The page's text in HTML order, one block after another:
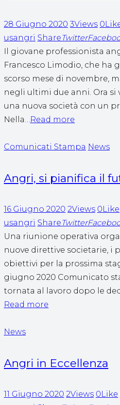
28 Giugno 2020 3Views
usangri ShareTwitter
Il giovane professionista
Francesco Limodio, che ha
scorso mese di novembre,
negli ultimi due anni. Ora si
una nuova società con un
Nella…
Read more
Comunicati Stampa News
Angri, si pianifica il
16 Giugno 2020 2Views 0Like
usangri ShareTwitter
Una riunione operativa
nuove direttive societarie, i
obiettivi per la prossima
giugno 2020 Comunicato
tornata al lavoro dopo le
Read more
News
Angri in Eccellenza
11 Giugno 2020 2Views 0Like